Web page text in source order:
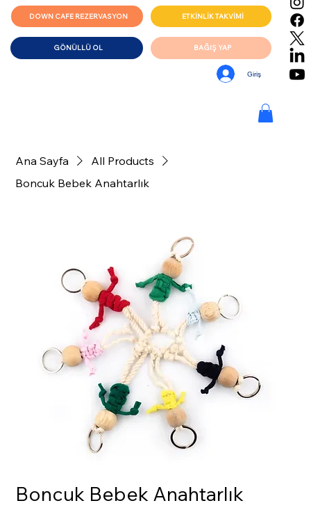
DOWN CAFE REZERVASYON ETKİNLİK TAKVİMİ
GÖNÜLLÜ OL
Giriş
BAĞIŞ YAP
Ana Sayfa
All Products
Boncuk Bebek Anahtarlık
Boncuk Bebek Anahtarlık